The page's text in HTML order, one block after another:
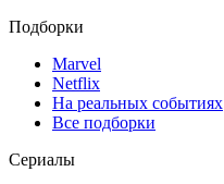
Подборки
Marvel
Netflix
На реальных событиях
Все подборки
Сериалы